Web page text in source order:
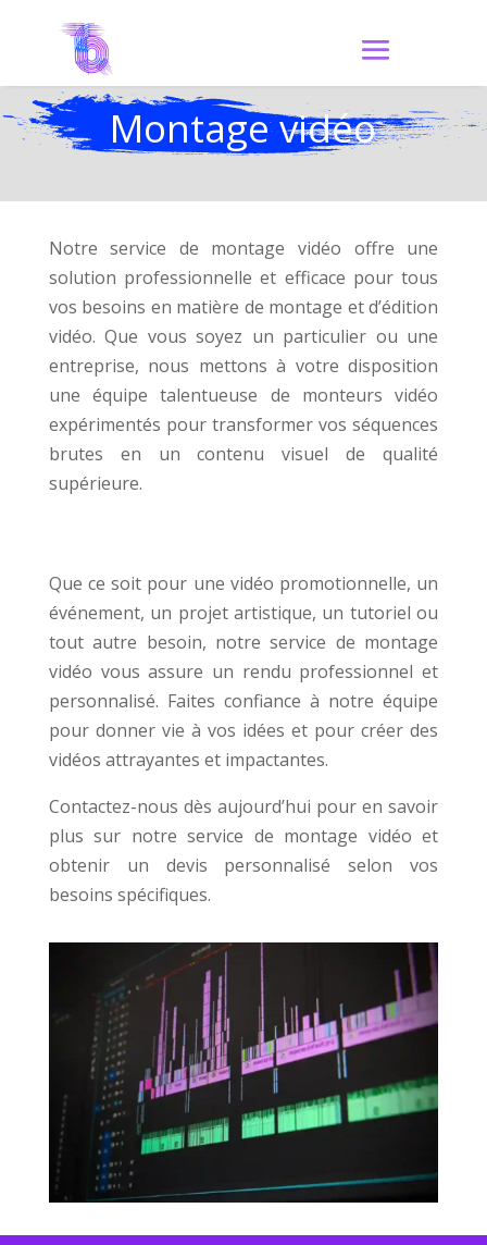
Montage vidéo
Notre service de montage vidéo offre une
solution professionnelle et efficace pour tous
vos besoins en matière de montage et d’édition
vidéo. Que vous soyez un particulier ou une
entreprise, nous mettons à votre disposition
une équipe talentueuse de monteurs vidéo
expérimentés pour transformer vos séquences
brutes en un contenu visuel de qualité
supérieure.
Que ce soit pour une vidéo promotionnelle, un
événement, un projet artistique, un tutoriel ou
tout autre besoin, notre service de montage
vidéo vous assure un rendu professionnel et
personnalisé. Faites confiance à notre équipe
pour donner vie à vos idées et pour créer des
vidéos attrayantes et impactantes.
Contactez-nous dès aujourd’hui pour en savoir
plus sur notre service de montage vidéo et
obtenir un devis personnalisé selon vos
besoins spécifiques.